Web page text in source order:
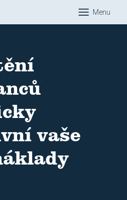
Menu
vaše